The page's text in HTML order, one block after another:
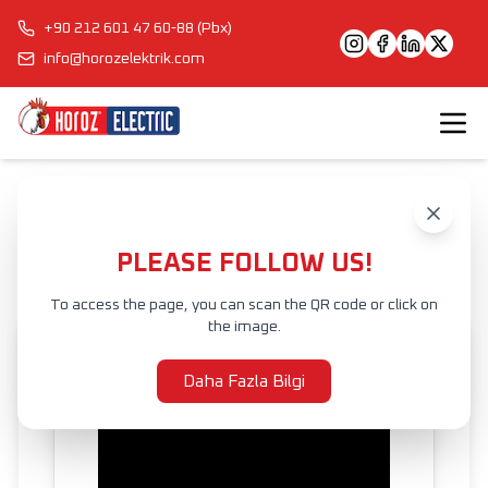
+90 212 601 47 60-88 (Pbx)
info@horozelektrik.com
PLEASE FOLLOW US!
To access the page, you can scan the QR code or click on
the image.
Daha Fazla Bilgi
SU GEÇİRMEZ ŞERİT LED
AVON